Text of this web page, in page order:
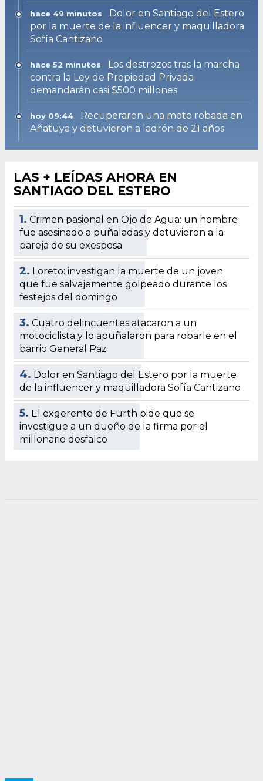
hace 49 minutos
Dolor en Santiago del Estero
por la muerte de la influencer y maquilladora
Sofía Cantizano
hace 52 minutos
Los destrozos tras la marcha
contra la Ley de Propiedad Privada
demandarán casi $500 millones
hoy 09:44
Recuperaron una moto robada en
Añatuya y detuvieron a ladrón de 21 años
LAS + LEÍDAS AHORA EN
SANTIAGO DEL ESTERO
1. Crimen pasional en Ojo de Agua: un hombre
fue asesinado a puñaladas y detuvieron a la
pareja de su exesposa
2. Loreto: investigan la muerte de un joven
que fue salvajemente golpeado durante los
festejos del domingo
3. Cuatro delincuentes atacaron a un
motociclista y lo apuñalaron para robarle en el
barrio General Paz
4. Dolor en Santiago del Estero por la muerte
de la influencer y maquilladora Sofía Cantizano
5. El exgerente de Fürth pide que se
investigue a un dueño de la firma por el
millonario desfalco